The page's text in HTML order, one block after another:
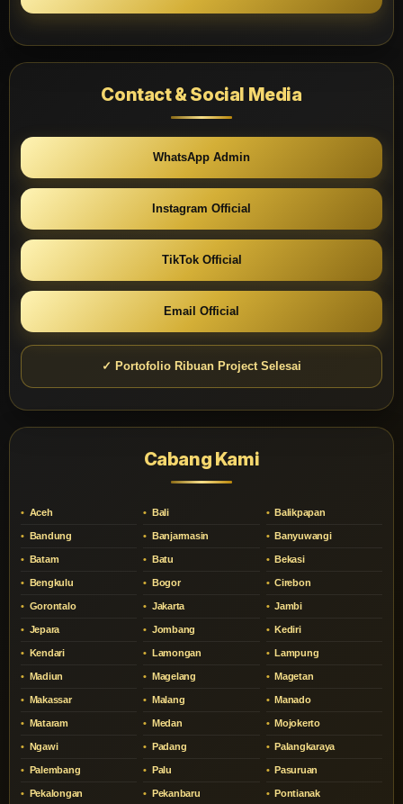
Contact & Social Media
WhatsApp Admin
Instagram Official
TikTok Official
Email Official
✓ Portofolio Ribuan Project Selesai
Cabang Kami
Aceh Bali Balikpapan
Bandung Banjarmasin Banyuwangi
Batam Batu Bekasi
Bengkulu Bogor Cirebon
Gorontalo Jakarta Jambi
Jepara Jombang Kediri
Kendari Lamongan Lampung
Madiun Magelang Magetan
Makassar Malang Manado
Mataram Medan Mojokerto
Ngawi Padang Palangkaraya
Palembang Palu Pasuruan
Pekalongan Pekanbaru Pontianak